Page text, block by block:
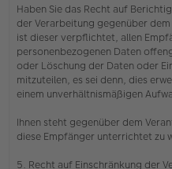
Haben Sie das Recht auf
der Verarbeitung gegenüber
ist dieser verpflichtet, allen
personenbezogenen Daten
oder Löschung der Daten oder
mitzuteilen, es sei denn, dies
einem unverhältnismäßigen
Ihnen steht gegenüber dem
diese Empfänger unterrichtet zu
5. Recht auf Einschränkung der